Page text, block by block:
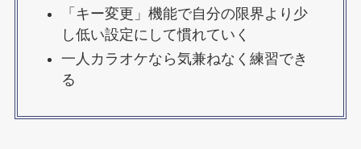
「キー変更」機能で自分の限界より少
し低い設定にして慣れていく
一人カラオケなら気兼ねなく練習でき
る